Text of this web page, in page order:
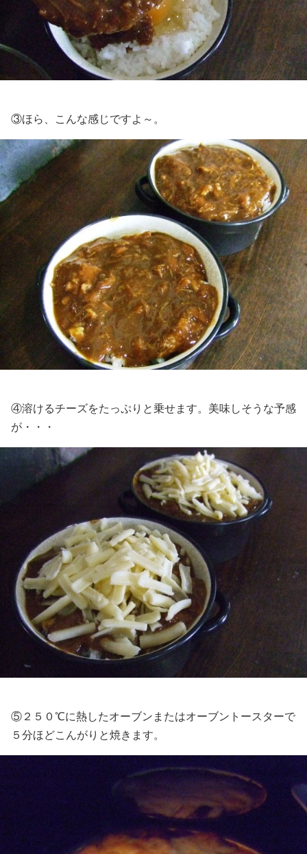
③ほら、こんな感じですよ～。
④溶けるチーズをたっぷりと乗せます。美味しそうな予感
が・・・
⑤２５０℃に熱したオーブンまたはオーブントースターで
５分ほどこんがりと焼きます。